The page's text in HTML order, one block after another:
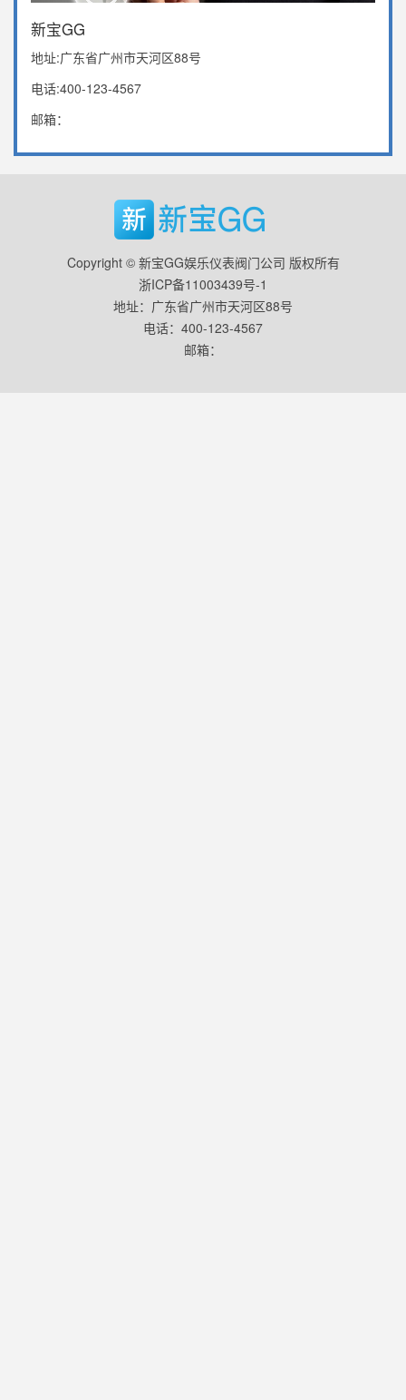
新宝GG
地址:广东省广州市天河区88号
电话:400-123-4567
邮箱：
Copyright © 新宝GG娱乐仪表阀门公司 版权所有
浙ICP备11003439号-1
地址：广东省广州市天河区88号
电话：400-123-4567
邮箱：